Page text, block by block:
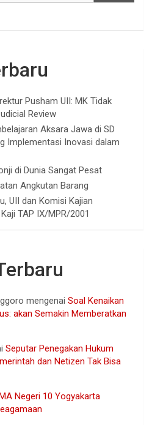
Pusham UII: MK Tidak
Review
Aksara Jawa di SD
Implementasi Inovasi dalam
di Dunia Sangat Pesat
Angkutan Barang
UII dan Komisi Kajian
TAP IX/MPR/2001
mengenaiSoal Kenaikan
akan Semakin Memberatkan
Seputar Penegakan Hukum
dan Netizen Tak Bisa
Negeri 10 Yogyakarta